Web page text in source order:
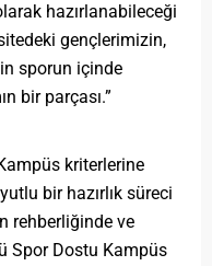
hazırlanabileceği
gençlerimizin,
sporun içinde
bir parçası.”
kriterlerine
bir hazırlık süreci
rehberliğinde ve
Spor Dostu Kampüs